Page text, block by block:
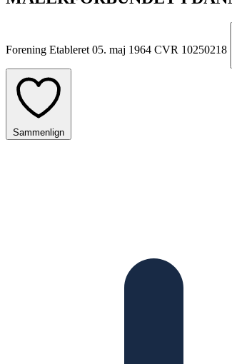
Forening Etableret 05. maj 1964 CVR 10250218
Sammenlign